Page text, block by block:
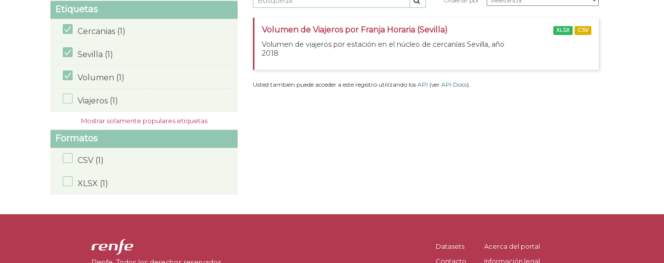
Etiquetas
Cercanias (1)
Sevilla (1)
Volumen (1)
Viajeros (1)
Mostrar solamente populares etiquetas
Formatos
CSV (1)
XLSX (1)
Volumen de Viajeros por Franja Horaria (Sevilla)
Volumen de viajeros por estación en el núcleo de cercanías Sevilla, año
2018
XLSX CSV
Usted también puede acceder a este registro utilizando los API (ver API Docs).
Datasets
Contacto
Acerca del portal
Información legal